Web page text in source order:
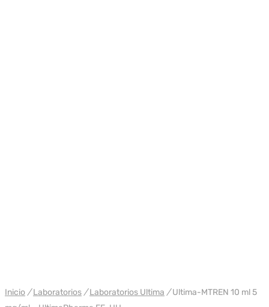
Inicio / Laboratorios / Laboratorios Ultima /Ultima-MTREN 10 ml 5